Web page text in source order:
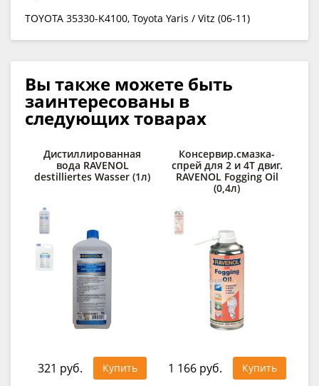
TOYOTA 35330-K4100, Toyota Yaris / Vitz (06-11)
Вы также можете быть
заинтересованы в
следующих товарах
Дистиллированная
вода RAVENOL
destilliertes Wasser (1л)
321 руб.
Купить
Консервир.смазка-
спрей для 2 и 4Т двиг.
RAVENOL Fogging Oil
(0,4л)
1 166 руб.
Купить